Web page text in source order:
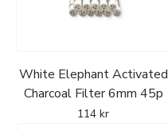
White Elephant Activated
Charcoal Filter 6mm 45p
114 kr